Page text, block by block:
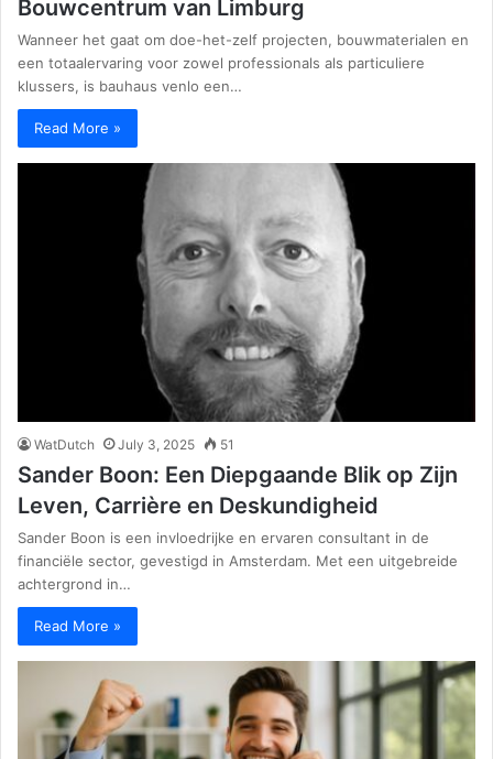
Bouwcentrum van Limburg
Wanneer het gaat om doe-het-zelf projecten, bouwmaterialen en
een totaalervaring voor zowel professionals als particuliere
klussers, is bauhaus venlo een…
Read More »
WatDutch July 3, 2025 51
Sander Boon: Een Diepgaande Blik op Zijn
Leven, Carrière en Deskundigheid
Sander Boon is een invloedrijke en ervaren consultant in de
financiële sector, gevestigd in Amsterdam. Met een uitgebreide
achtergrond in…
Read More »